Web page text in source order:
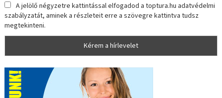
A jelölő négyzetre kattintással elfogadod a toptura.hu adatvédelmi
szabályzatát, aminek a részleteit erre a szövegre kattintva tudsz
megtekinteni.